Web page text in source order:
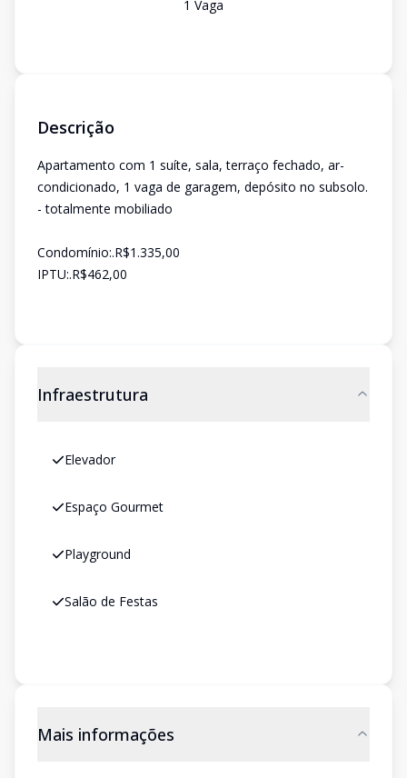
1 Vaga
Descrição
Apartamento com 1 suíte, sala, terraço fechado, ar-
condicionado, 1 vaga de garagem, depósito no subsolo.
- totalmente mobiliado
Condomínio:.R$1.335,00
IPTU:.R$462,00
Infraestrutura
Elevador
Espaço Gourmet
Playground
Salão de Festas
Mais informações